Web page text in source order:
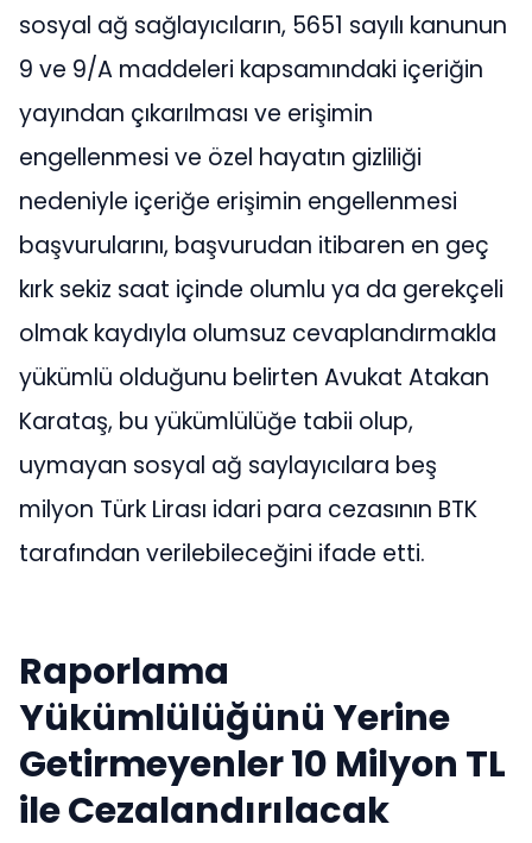
sosyal ağ sağlayıcıların, 5651 sayılı kanunun
9 ve 9/A maddeleri kapsamındaki içeriğin
yayından çıkarılması ve erişimin
engellenmesi ve özel hayatın gizliliği
nedeniyle içeriğe erişimin engellenmesi
başvurularını, başvurudan itibaren en geç
kırk sekiz saat içinde olumlu ya da gerekçeli
olmak kaydıyla olumsuz cevaplandırmakla
yükümlü olduğunu belirten Avukat Atakan
Karataş, bu yükümlülüğe tabii olup,
uymayan sosyal ağ saylayıcılara beş
milyon Türk Lirası idari para cezasının BTK
tarafından verilebileceğini ifade etti.
Raporlama
Yükümlülüğünü Yerine
Getirmeyenler 10 Milyon TL
ile Cezalandırılacak